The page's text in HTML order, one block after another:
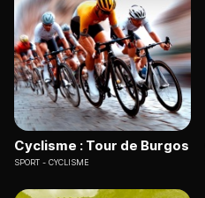
Cyclisme : Tour de Burgos
SPORT CYCLISME